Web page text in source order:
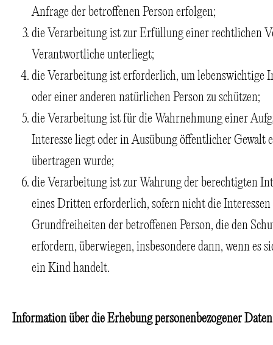
Anfrage der betroffenen Person erfolgen;
die Verarbeitung ist zur Erfüllung einer rechtlichen
Verantwortliche unterliegt;
die Verarbeitung ist erforderlich, um lebenswichtige
oder einer anderen natürlichen Person zu schützen;
die Verarbeitung ist für die Wahrnehmung einer
Interesse liegt oder in Ausübung öffentlicher Gewalt
übertragen wurde;
die Verarbeitung ist zur Wahrung der berechtigten
eines Dritten erforderlich, sofern nicht die
Grundfreiheiten der betroffenen Person, die den
erfordern, überwiegen, insbesondere dann, wenn es
ein Kind handelt.
Information über die Erhebung personenbezogener Daten